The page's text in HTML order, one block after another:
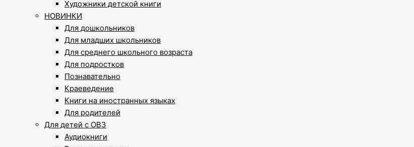
Художники детской книги
НОВИНКИ
Для дошкольников
Для младших школьников
Для среднего школьного возраста
Для подростков
Познавательно
Краеведение
Книги на иностранных языках
Для родителей
Для детей с ОВЗ
Аудиокниги